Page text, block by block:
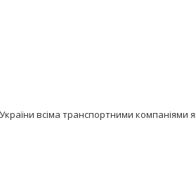
всіма транспортними компаніями